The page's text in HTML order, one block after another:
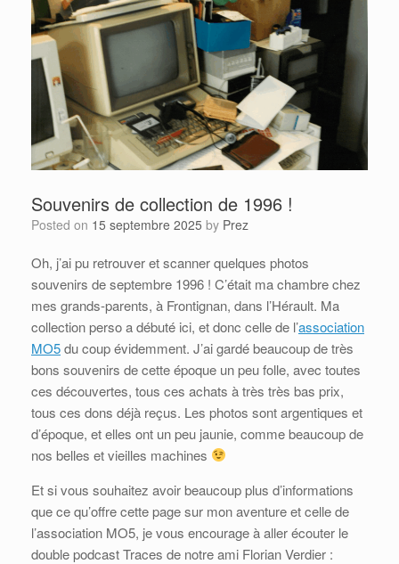
Souvenirs de collection de 1996 !
Posted on 15 septembre 2025 by Prez
Oh, j’ai pu retrouver et scanner quelques photos
souvenirs de septembre 1996 ! C’était ma chambre chez
mes grands-parents, à Frontignan, dans l’Hérault. Ma
collection perso a débuté ici, et donc celle de l’association
MO5du coup évidemment. J’ai gardé beaucoup de très
bons souvenirs de cette époque un peu folle, avec toutes
ces découvertes, tous ces achats à très très bas prix,
tous ces dons déjà reçus. Les photos sont argentiques et
d’époque, et elles ont un peu jaunie, comme beaucoup de
nos belles et vieilles machines
Et si vous souhaitez avoir beaucoup plus d’informations
que ce qu’offre cette page sur mon aventure et celle de
l’association MO5, je vous encourage à aller écouter le
double podcast Traces de notre ami Florian Verdier :